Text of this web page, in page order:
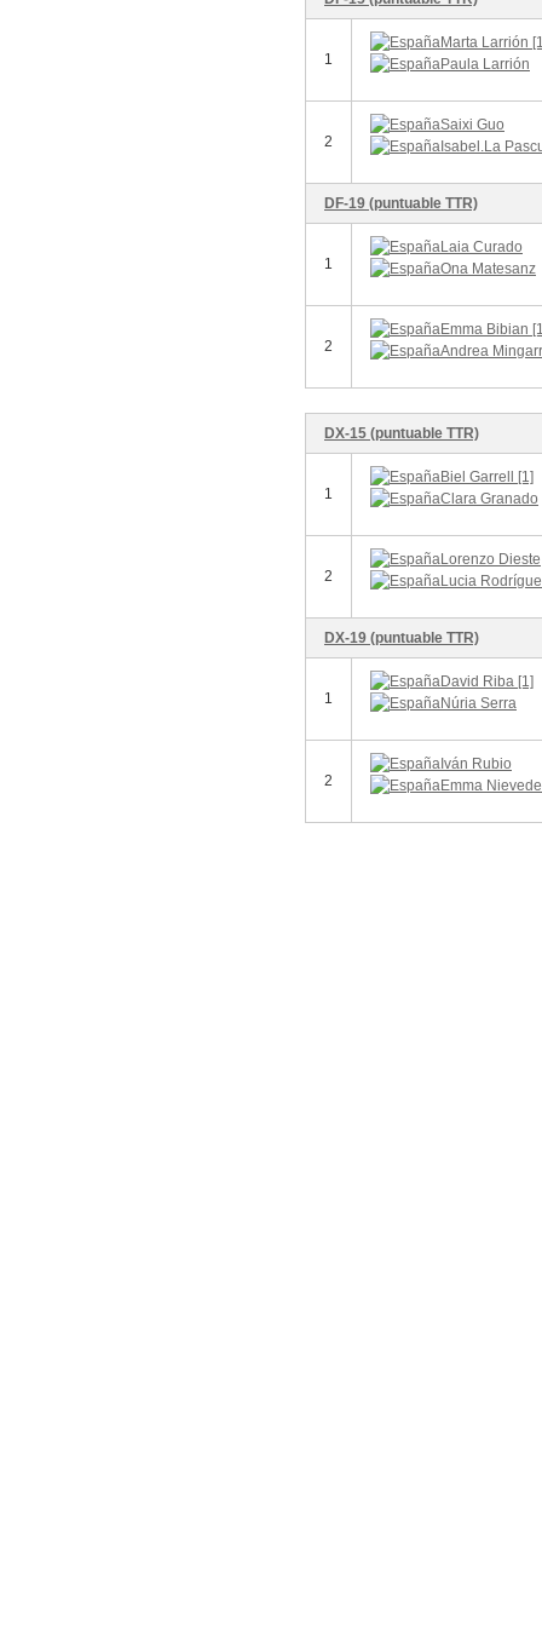
1
Marta Larrión
Paula Larrión
2
Saixi Guo
Isabel.La
DF-19 (puntuable TTR)
1
Laia Curado
Ona Matesanz
2
Emma Bibian
Andrea
DX-15 (puntuable TTR)
1
Biel Garrell [1]
Clara Granado
2
Lorenzo Dieste
Lucia
DX-19 (puntuable TTR)
1
David Riba [1]
Núria Serra
2
Iván Rubio
Emma